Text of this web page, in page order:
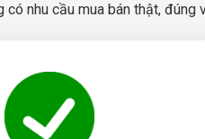
nhu cầu mua bán thật,